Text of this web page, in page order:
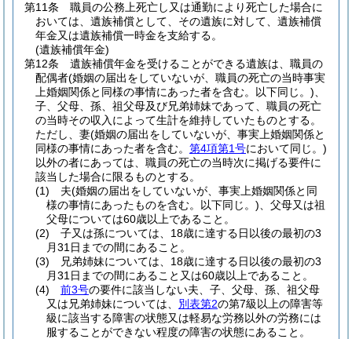
第11条
職員の公務上死亡し又は通勤により死亡した場合に
おいては、遺族補償として、その遺族に対して、遺族補償
年金又は遺族補償一時金を支給する。
(遺族補償年金)
第12条
遺族補償年金を受けることができる遺族は、職員の
配偶者(婚姻の届出をしていないが、職員の死亡の当時事実
上婚姻関係と同様の事情にあった者を含む。以下同じ。)
子、父母、孫、祖父母及び兄弟姉妹であって、職員の死亡
の当時その収入によって生計を維持していたものとする。
ただし、妻(婚姻の届出をしていないが、事実上婚姻関係と
同様の事情にあった者を含む。 第4項第1号において同じ。)
以外の者にあっては、職員の死亡の当時次に掲げる要件に
該当した場合に限るものとする。
(1)
夫(婚姻の届出をしていないが、事実上婚姻関係と同
様の事情にあったものを含む。以下同じ。) 、父母又は祖
父母については60歳以上であること。
(2)
子又は孫については、18歳に達する日以後の最初の3
月31日までの間にあること。
(3)
兄弟姉妹については、18歳に達する日以後の最初の3
月31日までの間にあること又は60歳以上であること。
(4)
前3号の要件に該当しない夫、子、父母、孫、祖父母
又は兄弟姉妹については、 別表第2の第7級以上の障害等
級に該当する障害の状態又は軽易な労務以外の労務には
服することができない程度の障害の状態にあること。